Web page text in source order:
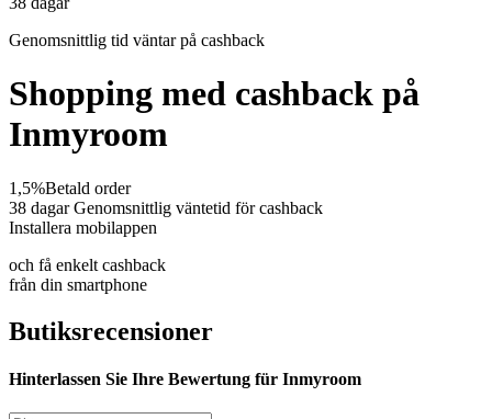
Genomsnittlig tid väntar på cashback
Shopping med cashback på
Inmyroom
1,5%Betald order
38 dagar Genomsnittlig väntetid för cashback
Installera mobilappen
och få enkelt cashback
från din smartphone
Butiksrecensioner
Hinterlassen Sie Ihre Bewertung für Inmyroom